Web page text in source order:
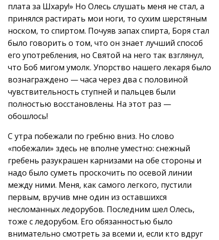
плата за Шхару!» Но Олесь слушать меня не стал, а
принялся растирать мои ноги, то сухим шерстяным
носком, то спиртом. Почуяв запах спирта, Боря стал
было говорить о том, что он знает лучший способ
его употребления, но Святой на него так взглянул,
что Боб мигом умолк. Упорство нашего лекаря было
вознаграждено — часа через два с половиной
чувствительность ступней и пальцев были
полностью восстановлены. На этот раз —
обошлось!
С утра побежали по гребню вниз. Но слово
«побежали» здесь не вполне уместно: снежный
гребень разукрашен карнизами на обе стороны и
надо было суметь проскочить по осевой линии
между ними. Меня, как самого легкого, пустили
первым, вручив мне один из оставшихся
несломанных ледорубов. Последним шел Олесь,
тоже с ледорубом. Его обязанностью было
внимательно смотреть за всеми и, если кто вдруг